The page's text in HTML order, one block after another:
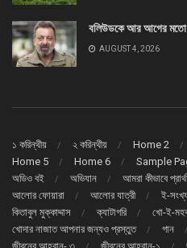
বলিউডকে আর আগের মতো
AUGUST 4, 2026
১ করিন্থীয় ২ করিন্থীয় Home 2
Home 5
Home 6 Sample
অডিও বই
অভিযান আমরা কীভাবে
আলোর ফোয়ারা
আলোর যাত্রী ই-
কিতাবুল মুক্কাদ্দাস
ক্যাটাগরি
খো-ই-
খোদার নাজাত আপনার জন্যও প্রস্তুত
গান